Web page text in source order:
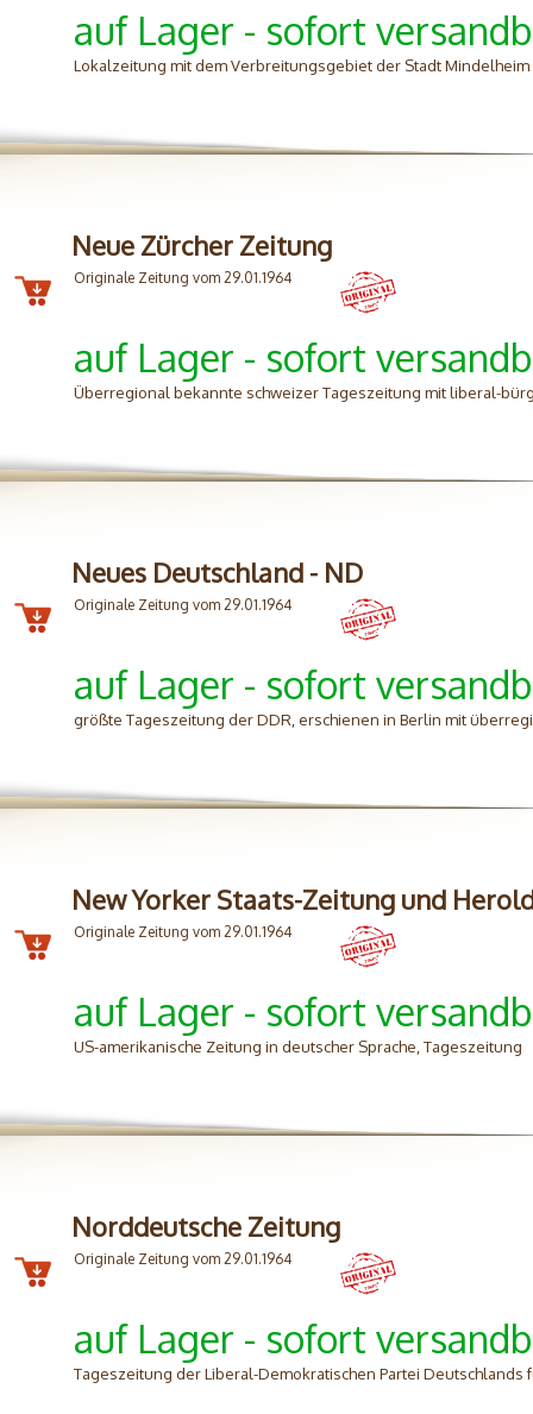
auf Lager - sofort
Lokalzeitung mit dem Verbreitungsgebiet der Stadt
Neue Zürcher Zeitung
Originale Zeitung vom 29.01.1964
auf Lager - sofort
Überregional bekannte schweizer Tageszeitung mit liberal-
Neues Deutschland - ND
Originale Zeitung vom 29.01.1964
auf Lager - sofort
größte Tageszeitung der DDR, erschienen in Berlin mit
New Yorker Staats-Zeitung und
Originale Zeitung vom 29.01.1964
auf Lager - sofort
US-amerikanische Zeitung in deutscher Sprache, Tageszeitung
Norddeutsche Zeitung
Originale Zeitung vom 29.01.1964
auf Lager - sofort
Tageszeitung der Liberal-Demokratischen Partei